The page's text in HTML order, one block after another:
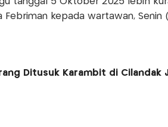
kepada wartawan, Senin
Ditusuk Karambit di Cilandak